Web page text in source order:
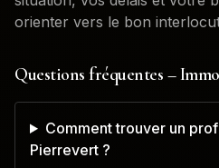
orienter vers le bon
Questions fréquentes –
Comment trouver un
Pierrevert ?